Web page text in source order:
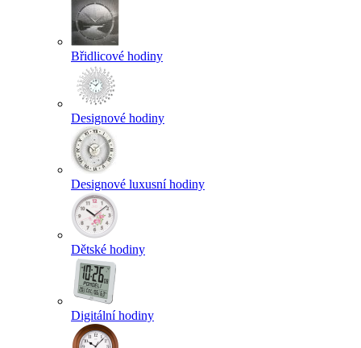
Břidlicové hodiny
Designové hodiny
Designové luxusní hodiny
Dětské hodiny
Digitální hodiny